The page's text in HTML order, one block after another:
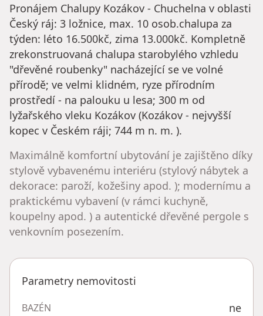
Pronájem Chalupy Kozákov - Chuchelna v oblasti
Český ráj: 3 ložnice, max. 10 osob.chalupa za
týden: léto 16.500kč, zima 13.000kč. Kompletně
zrekonstruovaná chalupa starobylého vzhledu
"dřevěné roubenky" nacházející se ve volné
přírodě; ve velmi klidném, ryze přírodním
prostředí - na palouku u lesa; 300 m od
lyžařského vleku Kozákov (Kozákov - nejvyšší
kopec v Českém ráji; 744 m n. m. ).
Maximálně komfortní ubytování je zajištěno díky
stylově vybavenému interiéru (stylový nábytek a
dekorace: paroží, kožešiny apod. ); modernímu a
praktickému vybavení (v rámci kuchyně,
koupelny apod. ) a autentické dřevěné pergole s
venkovním posezením.
Parametry nemovitosti
BAZÉN ne